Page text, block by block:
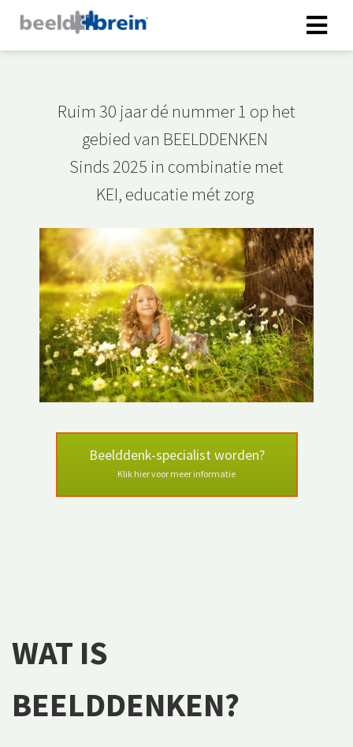
Ruim 30 jaar dé nummer 1 op het
gebied van BEELDDENKEN
Sinds 2025 in combinatie met
KEI, educatie mét zorg
Beelddenk-specialist worden?
Klik hier voor meer informatie
WAT IS
BEELDDENKEN?